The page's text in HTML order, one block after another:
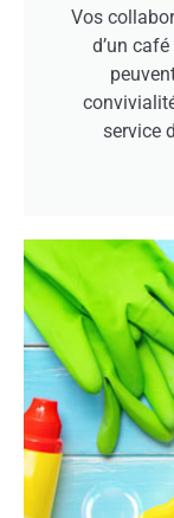
Vos
d’un
service